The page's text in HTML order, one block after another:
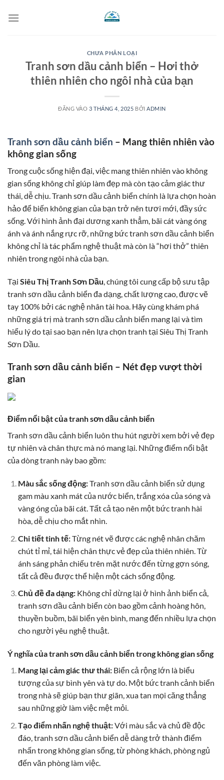
qua
CHƯA PHÂN LOẠI
Tranh sơn dầu cảnh biển – Hơi thở
thiên nhiên cho ngôi nhà của bạn
ĐĂNG VÀO 3 THÁNG 4, 2025 BỞI ADMIN
Tranh sơn dầu cảnh biển – Mang thiên nhiên vào
không gian sống
Trong cuộc sống hiện đại, việc mang thiên nhiên vào không
gian sống không chỉ giúp làm đẹp mà còn tạo cảm giác thư
thái, dễ chịu. Tranh sơn dầu cảnh biển chính là lựa chọn hoàn
hảo để biến không gian của bạn trở nên tươi mới, đầy sức
sống. Với hình ảnh đại dương xanh thẳm, bãi cát vàng óng
ánh và ánh nắng rực rỡ, những bức tranh sơn dầu cảnh biển
không chỉ là tác phẩm nghệ thuật mà còn là “hơi thở” thiên
nhiên trong ngôi nhà của bạn.
Tại Siêu Thị Tranh Sơn Dầu, chúng tôi cung cấp bộ sưu tập
tranh sơn dầu cảnh biển đa dạng, chất lượng cao, được vẽ
tay 100% bởi các nghệ nhân tài hoa. Hãy cùng khám phá
những giá trị mà tranh sơn dầu cảnh biển mang lại và tìm
hiểu lý do tại sao bạn nên lựa chọn tranh tại Siêu Thị Tranh
Sơn Dầu.
Tranh sơn dầu cảnh biển – Nét đẹp vượt thời
gian
Điểm nổi bật của tranh sơn dầu cảnh biển
Tranh sơn dầu cảnh biển luôn thu hút người xem bởi vẻ đẹp
tự nhiên và chân thực mà nó mang lại. Những điểm nổi bật
của dòng tranh này bao gồm:
Màu sắc sống động:Tranh sơn dầu cảnh biển sử dụng
gam màu xanh mát của nước biển, trắng xóa của sóng và
vàng óng của bãi cát. Tất cả tạo nên một bức tranh hài
hòa, dễ chịu cho mắt nhìn.
Chi tiết tinh tế:Từng nét vẽ được các nghệ nhân chăm
chút tỉ mỉ, tái hiện chân thực vẻ đẹp của thiên nhiên. Từ
ánh sáng phản chiếu trên mặt nước đến từng gợn sóng,
tất cả đều được thể hiện một cách sống động.
Chủ đề đa dạng:Không chỉ dừng lại ở hình ảnh biển cả,
tranh sơn dầu cảnh biển còn bao gồm cảnh hoàng hôn,
thuyền buồm, bãi biển yên bình, mang đến nhiều lựa chọn
cho người yêu nghệ thuật.
Ý nghĩa của tranh sơn dầu cảnh biển trong không gian sống
Mang lại cảm giác thư thái:Biển cả rộng lớn là biểu
tượng của sự bình yên và tự do. Một bức tranh cảnh biển
trong nhà sẽ giúp bạn thư giãn, xua tan mọi căng thẳng
sau những giờ làm việc mệt mỏi.
Tạo điểm nhấn nghệ thuật:Với màu sắc và chủ đề độc
đáo, tranh sơn dầu cảnh biển dễ dàng trở thành điểm
nhấn trong không gian sống, từ phòng khách, phòng ngủ
đến văn phòng làm việc.